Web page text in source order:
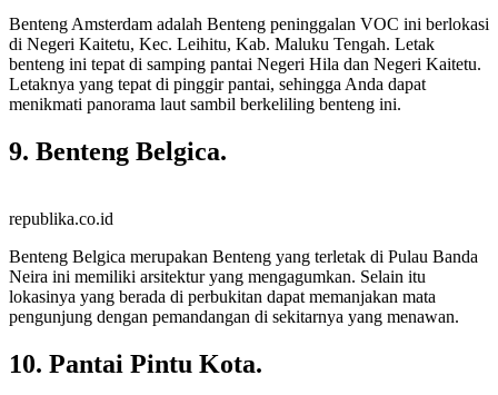
Benteng Amsterdam adalah Benteng peninggalan VOC ini berlokasi
di Negeri Kaitetu, Kec. Leihitu, Kab. Maluku Tengah. Letak
benteng ini tepat di samping pantai Negeri Hila dan Negeri Kaitetu.
Letaknya yang tepat di pinggir pantai, sehingga Anda dapat
menikmati panorama laut sambil berkeliling benteng ini.
9. Benteng Belgica.
republika.co.id
Benteng Belgica merupakan Benteng yang terletak di Pulau Banda
Neira ini memiliki arsitektur yang mengagumkan. Selain itu
lokasinya yang berada di perbukitan dapat memanjakan mata
pengunjung dengan pemandangan di sekitarnya yang menawan.
10. Pantai Pintu Kota.